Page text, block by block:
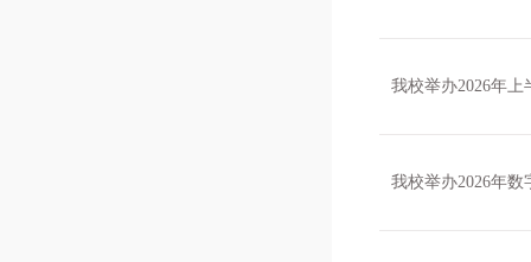
我校举办2026年
我校举办2026年